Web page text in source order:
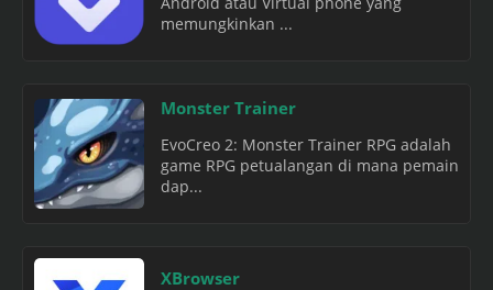
memungkinkan ...
Monster Trainer
EvoCreo 2: Monster Trainer RPG adalah
game RPG petualangan di mana pemain
dap...
XBrowser